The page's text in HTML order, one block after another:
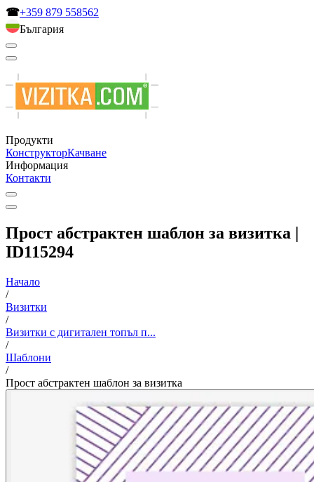
☎+359 879 558562
България
Продукти
КонструкторКачване
Информация
Контакти
Прост абстрактен шаблон за визитка |
ID115294
Начало
/
Визитки
/
Визитки с дигитален топъл п...
/
Шаблони
/
Прост абстрактен шаблон за визитка